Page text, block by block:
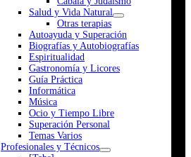
Salud y Vida Natural
Otras terapias
Autoayuda y Superación
Biografías y Autobiografías
Espiritualidad
Gastronomía y Licores
Guía Práctica
Informática
Música
Ocio y Tiempo Libre
Superación Personal
Temas Varios
Profesionales y Técnicos